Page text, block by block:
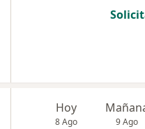
Hoy
8 Ago 9 Ago